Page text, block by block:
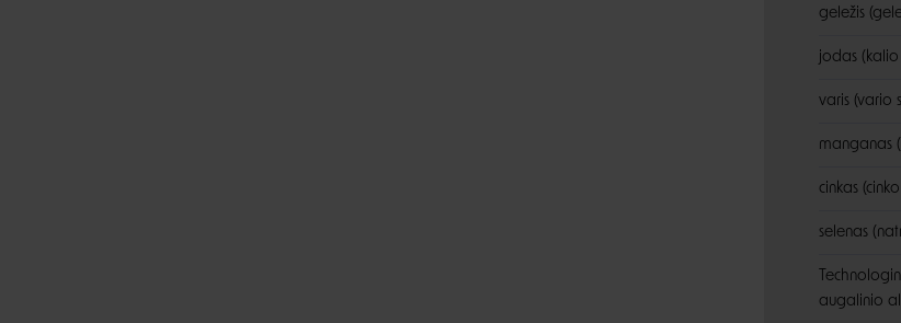
geležis
jodas
varis (vario
manganas
cinkas
selenas
augalinio